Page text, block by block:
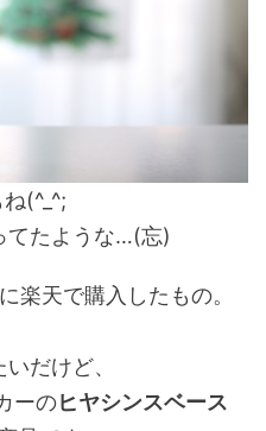
(^_^;
てたような…(忘)
楽天で購入したもの。
だけど、
ーのヒヤシンスベース